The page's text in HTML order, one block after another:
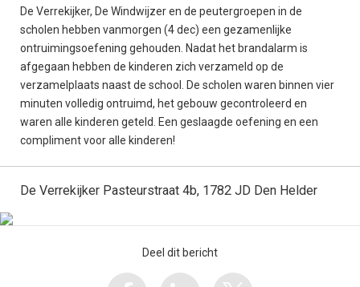
De Verrekijker, De Windwijzer en de peutergroepen in de
scholen hebben vanmorgen (4 dec) een gezamenlijke
ontruimingsoefening gehouden. Nadat het brandalarm is
afgegaan hebben de kinderen zich verzameld op de
verzamelplaats naast de school. De scholen waren binnen vier
minuten volledig ontruimd, het gebouw gecontroleerd en
waren alle kinderen geteld. Een geslaagde oefening en een
compliment voor alle kinderen!
De Verrekijker Pasteurstraat 4b, 1782 JD Den Helder
Deel dit bericht